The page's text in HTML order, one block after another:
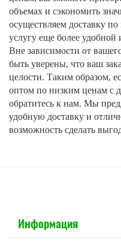
объемах и сэкономить
осуществляем доставку
услугу еще более удобной
Вне зависимости от
быть уверены, что ваш
целости. Таким образом,
оптом по низким ценам с
обратитесь к нам. Мы
удобную доставку и
возможность сделать
Информация